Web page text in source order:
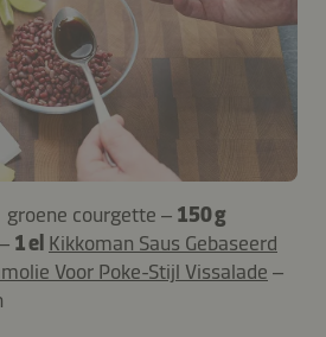
groene courgette – 150 g
1 el Kikkoman Saus Gebaseerd
Voor Poke-Stijl Vissalade –